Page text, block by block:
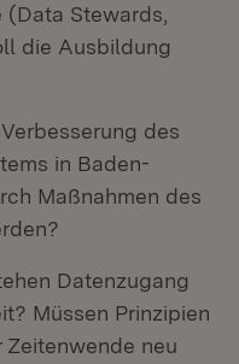
Stewards,
die Ausbildung
des
in Baden-
Maßnahmen des
Datenzugang
Müssen Prinzipien
neu